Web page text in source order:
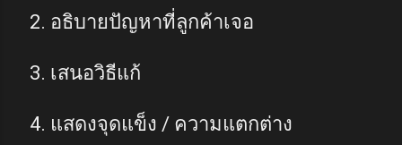
อธิบายปัญหาที่ลูกค้าเจอ
เสนอวิธีแก้
แสดงจุดแข็ง / ความแตกต่าง